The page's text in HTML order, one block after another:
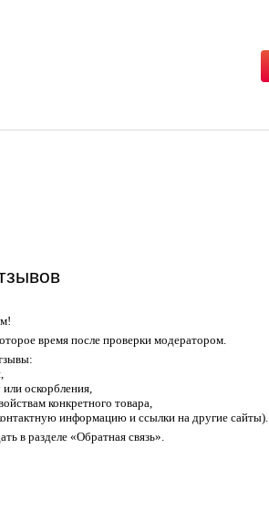
время после проверки модератором.
оскорбления,
конкретного товара,
информацию и ссылки на другие сайты).
в разделе «Обратная связь».